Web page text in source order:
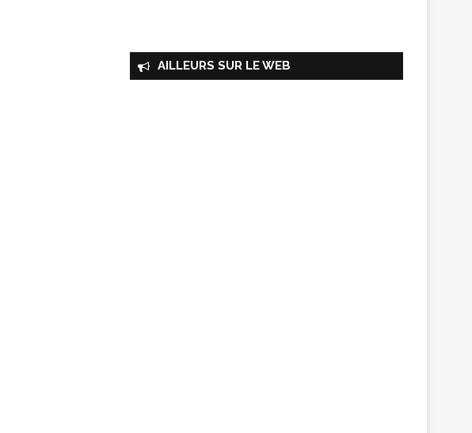
AILLEURS SUR LE WEB